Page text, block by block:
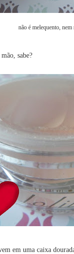
não é melequento,
sabe?
em uma caixa